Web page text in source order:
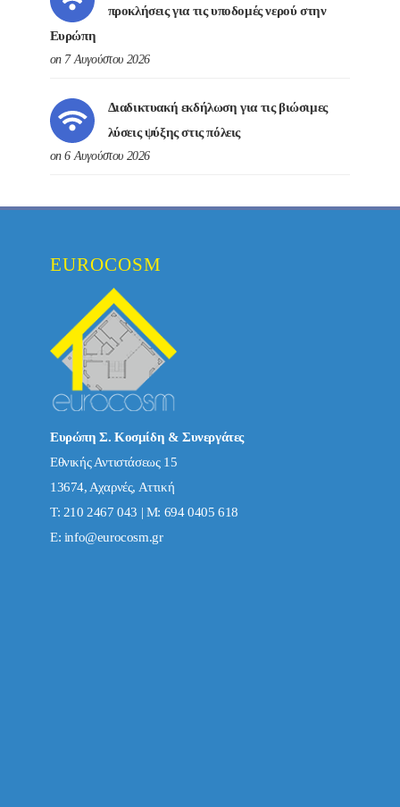
προκλήσεις για τις υποδομές νερού στην
Ευρώπη
on 7 Αυγούστου 2026
Διαδικτυακή εκδήλωση για τις βιώσιμες
λύσεις ψύξης στις πόλεις
on 6 Αυγούστου 2026
EUROCOSM
Ευρώπη Σ. Κοσμίδη & Συνεργάτες
Εθνικής Αντιστάσεως 15
13674, Αχαρνές, Αττική
Τ: 210 2467 043 | Μ: 694 0405 618
E: info@eurocosm.gr